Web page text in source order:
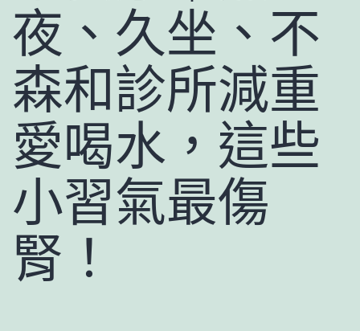
夜、久坐、不
森和診所減重
愛喝水，這些
小習氣最傷
腎！